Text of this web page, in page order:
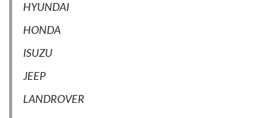
HYUNDAI
HONDA
ISUZU
JEEP
LANDROVER